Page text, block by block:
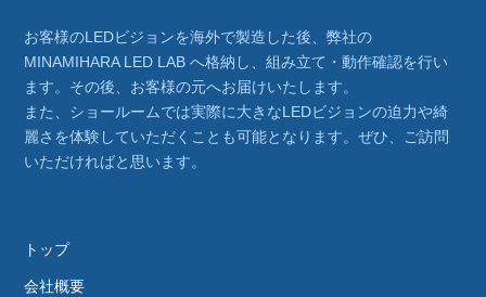
お客様のLEDビジョンを海外で製造した後、弊社の
MINAMIHARA LED LAB へ格納し、組み立て・動作確認を行い
ます。その後、お客様の元へお届けいたします。
また、ショールームでは実際に大きなLEDビジョンの迫力や綺
麗さを体験していただくことも可能となります。ぜひ、ご訪問
いただければと思います。
トップ
会社概要